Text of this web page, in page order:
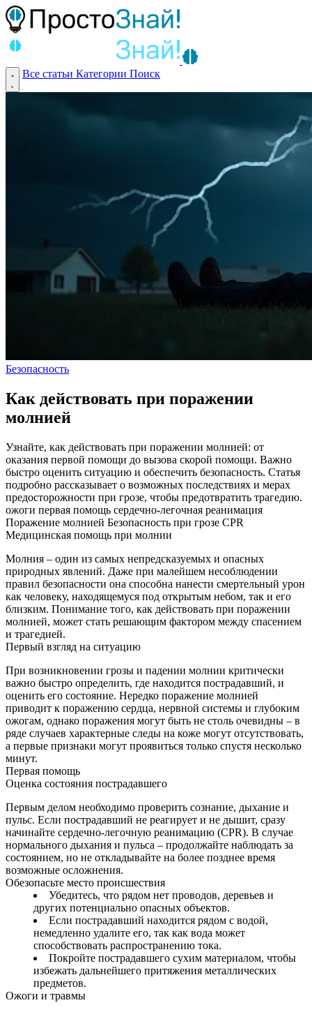
Все статьи Категории Поиск
Безопасность
Как действовать при поражении
молнией
Узнайте, как действовать при поражении молнией: от
оказания первой помощи до вызова скорой помощи. Важно
быстро оценить ситуацию и обеспечить безопасность. Статья
подробно рассказывает о возможных последствиях и мерах
предосторожности при грозе, чтобы предотвратить трагедию.
ожоги первая помощь сердечно-легочная реанимация
Поражение молнией Безопасность при грозе CPR
Медицинская помощь при молнии
Молния – один из самых непредсказуемых и опасных
природных явлений. Даже при малейшем несоблюдении
правил безопасности она способна нанести смертельный урон
как человеку, находящемуся под открытым небом, так и его
близким. Понимание того, как действовать при поражении
молнией, может стать решающим фактором между спасением
и трагедией.
Первый взгляд на ситуацию
При возникновении грозы и падении молнии критически
важно быстро определить, где находится пострадавший, и
оценить его состояние. Нередко поражение молнией
приводит к поражению сердца, нервной системы и глубоким
ожогам, однако поражения могут быть не столь очевидны – в
ряде случаев характерные следы на коже могут отсутствовать,
а первые признаки могут проявиться только спустя несколько
минут.
Первая помощь
Оценка состояния пострадавшего
Первым делом необходимо проверить сознание, дыхание и
пульс. Если пострадавший не реагирует и не дышит, сразу
начинайте сердечно-легочную реанимацию (CPR). В случае
нормального дыхания и пульса – продолжайте наблюдать за
состоянием, но не откладывайте на более позднее время
возможные осложнения.
Обезопасьте место происшествия
Убедитесь, что рядом нет проводов, деревьев и
других потенциально опасных объектов.
Если пострадавший находится рядом с водой,
немедленно удалите его, так как вода может
способствовать распространению тока.
Покройте пострадавшего сухим материалом, чтобы
избежать дальнейшего притяжения металлических
предметов.
Ожоги и травмы